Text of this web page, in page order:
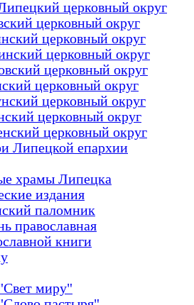
церковный округ
церковный округ
церковный округ
церковный округ
церковный округ
церковный округ
церковный округ
церковный округ
церковный округ
Липецкой епархии
храмы Липецка
издания
паломник
православная
книги
миру"